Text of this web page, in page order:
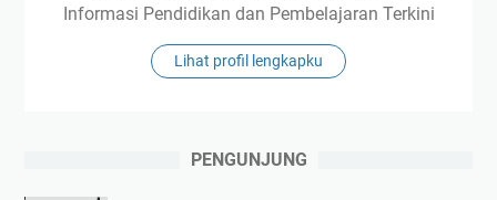
Informasi Pendidikan dan Pembelajaran Terkini
Lihat profil lengkapku
PENGUNJUNG